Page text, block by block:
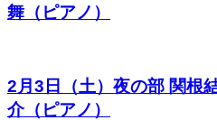
舞（ピアノ）
2月3日（土）夜の部 関根
介（ピアノ）